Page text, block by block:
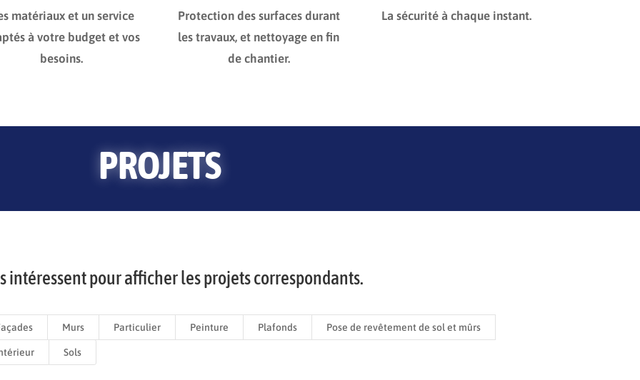
matériaux et un service
à votre budget et vos
besoins.
Protection des surfaces durant
les travaux, et nettoyage en fin
de chantier.
La sécurité à chaque instant.
PROJETS
intéressent pour afficher les projets correspondants.
Murs Particulier Peinture Plafonds Pose de revêtement de sol et mûrs
Sols